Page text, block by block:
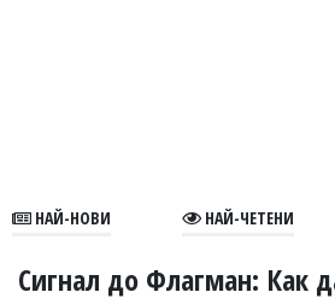
В
НАЙ-НОВИ НАЙ-ЧЕТЕНИ
Сигнал до Флагман: Как